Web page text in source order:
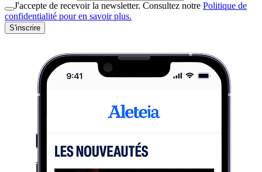
J'accepte de recevoir la newsletter. Consultez notre Politique de
confidentialité pour en savoir plus.
S'inscrire